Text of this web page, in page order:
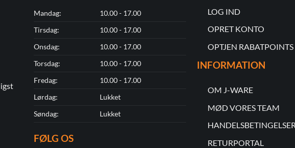
Mandag:
10.00 - 17.00
Tirsdag:
10.00 - 17.00
Onsdag:
10.00 - 17.00
Torsdag:
10.00 - 17.00
Fredag:
10.00 - 17.00
Lørdag:
Lukket
Søndag:
Lukket
FØLG OS
LOG IND
OPRET KONTO
OPTJEN RABATPOINTS
INFORMATION
OM J-WARE
MØD VORES TEAM
HANDELSBETINGELSER
RETURPORTAL